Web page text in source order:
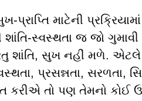
માટેની
સ્વસ્થતા જ જો
શાંતિ, સુખ નહીં મળે. એટલે
પ્રસન્નતા, સરળતા,
તો પણ તેમનો કોઈ